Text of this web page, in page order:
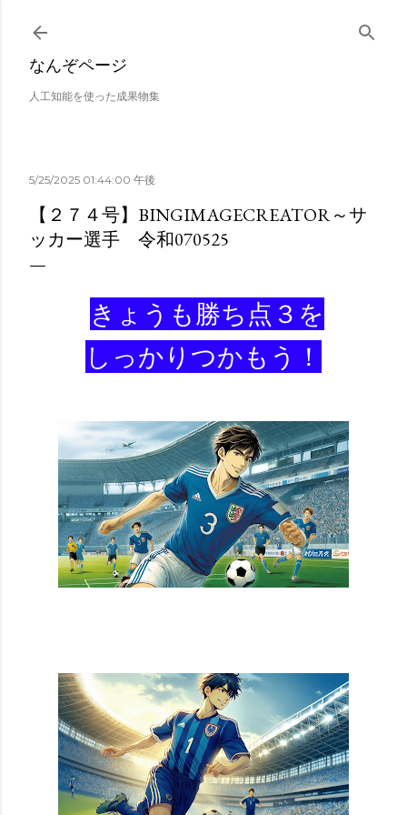
スキップしてメイン コンテンツに移動
なんぞページ
人工知能を使った成果物集
5/25/2025 01:44:00 午後
【２７４号】BINGIMAGECREATOR～サ
ッカー選手 令和070525
きょうも勝ち点３を
しっかりつかもう！